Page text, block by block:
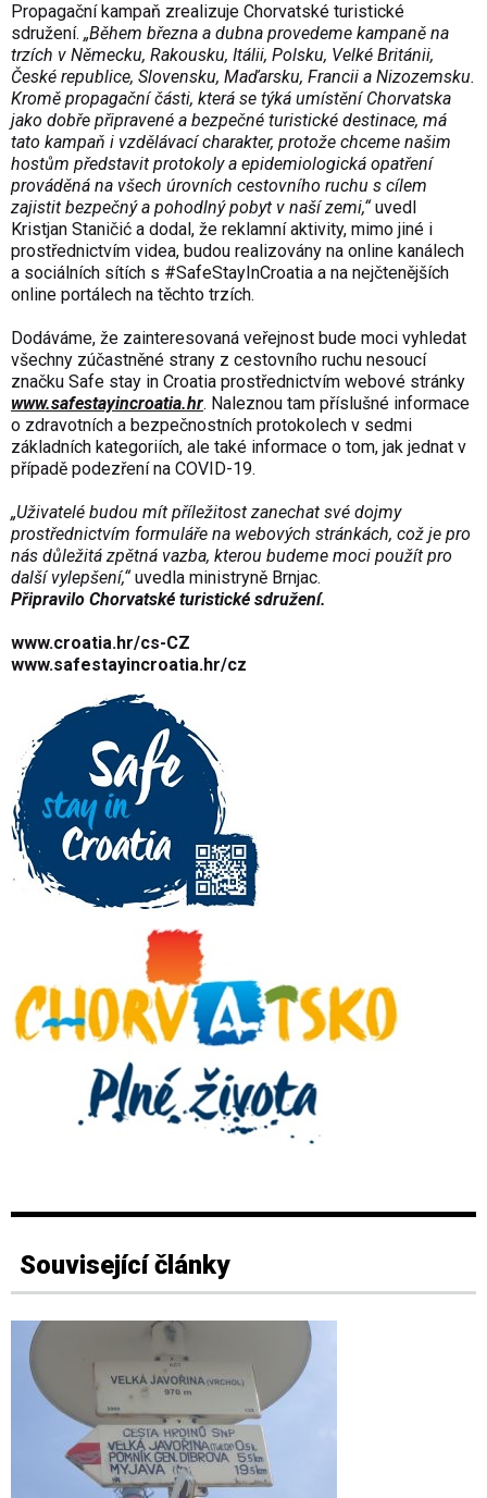
Propagační kampaň zrealizuje Chorvatské turistické
sdružení. „Během března a dubna provedeme kampaně na
trzích v Německu, Rakousku, Itálii, Polsku, Velké Británii,
České republice, Slovensku, Maďarsku, Francii a Nizozemsku.
Kromě propagační části, která se týká umístění Chorvatska
jako dobře připravené a bezpečné turistické destinace, má
tato kampaň i vzdělávací charakter, protože chceme našim
hostům představit protokoly a epidemiologická opatření
prováděná na všech úrovních cestovního ruchu s cílem
zajistit bezpečný a pohodlný pobyt v naší zemi,“ uvedl
Kristjan Staničić a dodal, že reklamní aktivity, mimo jiné i
prostřednictvím videa, budou realizovány na online kanálech
a sociálních sítích s #SafeStayInCroatia a na nejčtenějších
online portálech na těchto trzích.
Dodáváme, že zainteresovaná veřejnost bude moci vyhledat
všechny zúčastněné strany z cestovního ruchu nesoucí
značku Safe stay in Croatia prostřednictvím webové stránky
www.safestayincroatia.hr. Naleznou tam příslušné informace
o zdravotních a bezpečnostních protokolech v sedmi
základních kategoriích, ale také informace o tom, jak jednat v
případě podezření na COVID-19.
„Uživatelé budou mít příležitost zanechat své dojmy
prostřednictvím formuláře na webových stránkách, což je pro
nás důležitá zpětná vazba, kterou budeme moci použít pro
další vylepšení,“ uvedla ministryně Brnjac.
Připravilo Chorvatské turistické sdružení.
www.croatia.hr/cs-CZ
www.safestayincroatia.hr/cz
Související články